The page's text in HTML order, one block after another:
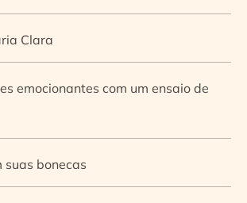
Clara
emocionantes com um ensaio de
suas bonecas